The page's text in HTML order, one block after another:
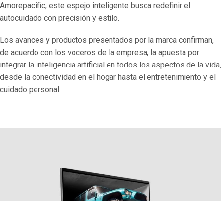
Amorepacific, este espejo inteligente busca redefinir el
autocuidado con precisión y estilo.
Los avances y productos presentados por la marca confirman,
de acuerdo con los voceros de la empresa, la apuesta por
integrar la inteligencia artificial en todos los aspectos de la vida,
desde la conectividad en el hogar hasta el entretenimiento y el
cuidado personal.